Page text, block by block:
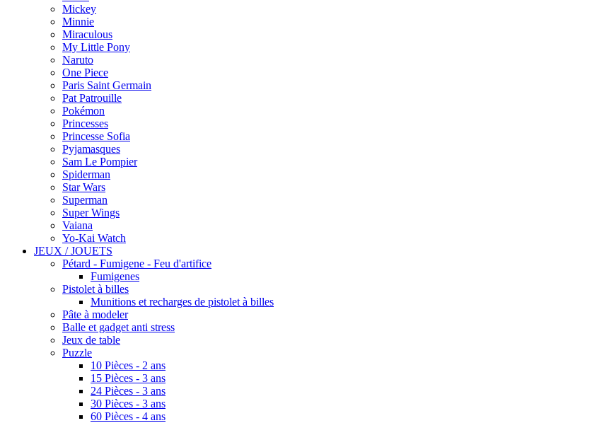
Mickey
Minnie
Miraculous
My Little Pony
Naruto
One Piece
Paris Saint Germain
Pat Patrouille
Pokémon
Princesses
Princesse Sofia
Pyjamasques
Sam Le Pompier
Spiderman
Star Wars
Superman
Super Wings
Vaiana
Yo-Kai Watch
JEUX / JOUETS
Pétard - Fumigene - Feu d'artifice
Fumigenes
Pistolet à billes
Munitions et recharges de pistolet à billes
Pâte à modeler
Balle et gadget anti stress
Jeux de table
Puzzle
10 Pièces - 2 ans
15 Pièces - 3 ans
24 Pièces - 3 ans
30 Pièces - 3 ans
60 Pièces - 4 ans